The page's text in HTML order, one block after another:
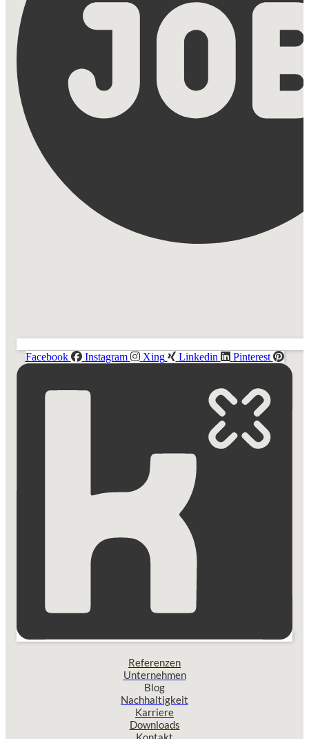
Facebook Instagram Xing Linkedin Pinterest
Referenzen
Unternehmen
Blog
Nachhaltigkeit
Karriere
Downloads